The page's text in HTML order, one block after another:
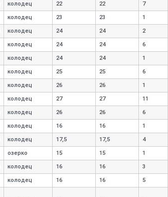
колодец 22 22 7
колодец 23 23 1
колодец 24 24 2
колодец 24 24 6
колодец 24 24 1
колодец 25 25 6
колодец 26 26 1
колодец 27 27 11
колодец 26 26 6
колодец 16 16 1
колодец 17,5 17,5 4
озерко 15 15 1
колодец 16 16 3
колодец 16 16 5